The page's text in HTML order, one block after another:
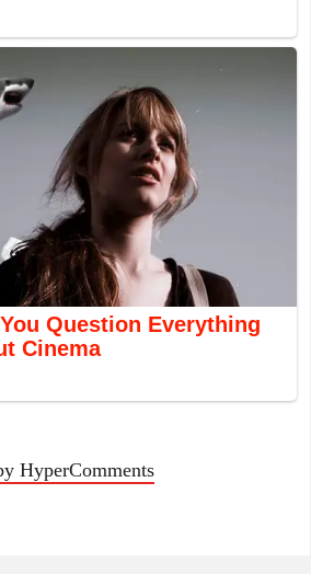
HyperComments